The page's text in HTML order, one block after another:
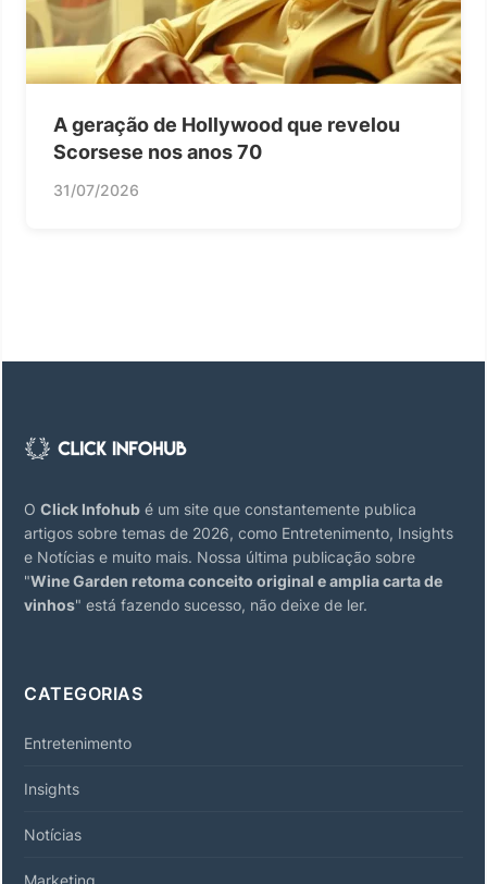
A geração de Hollywood que revelou
Scorsese nos anos 70
31/07/2026
O Click Infohub é um site que constantemente publica
artigos sobre temas de 2026, como Entretenimento, Insights
e Notícias e muito mais. Nossa última publicação sobre
"Wine Garden retoma conceito original e amplia carta de
vinhos" está fazendo sucesso, não deixe de ler.
CATEGORIAS
Entretenimento
Insights
Notícias
Marketing